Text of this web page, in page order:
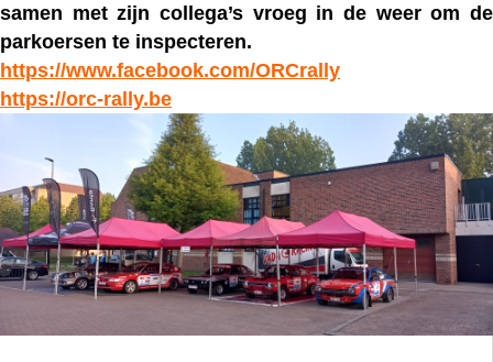
samen met zijn collega’s vroeg in de weer om de
parkoersen te inspecteren.
https://www.facebook.com/ORCrally
https://orc-rally.be